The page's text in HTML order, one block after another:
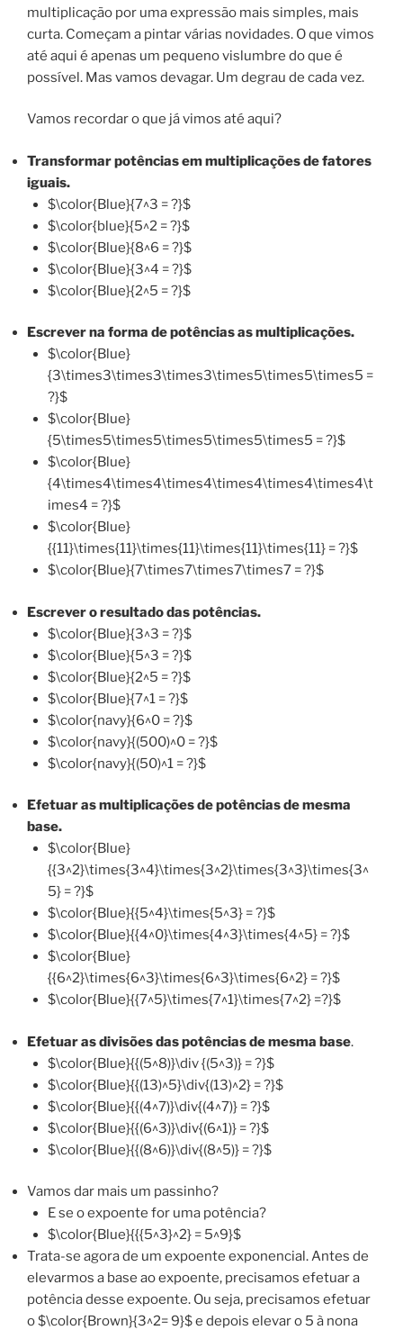
multiplicação por uma expressão mais simples, mais
curta. Começam a pintar várias novidades. O que vimos
até aqui é apenas um pequeno vislumbre do que é
possível. Mas vamos devagar. Um degrau de cada vez.
Vamos recordar o que já vimos até aqui?
Transformar potências em multiplicações de fatores
iguais.
$\color{Blue}{7^3 = ?}$
$\color{blue}{5^2 = ?}$
$\color{Blue}{8^6 = ?}$
$\color{Blue}{3^4 = ?}$
$\color{Blue}{2^5 = ?}$
Escrever na forma de potências as multiplicações.
$\color{Blue}
{3\times3\times3\times3\times5\times5\times5 =
?}$
$\color{Blue}
{5\times5\times5\times5\times5\times5 = ?}$
$\color{Blue}
{4\times4\times4\times4\times4\times4\times4\t
imes4 = ?}$
$\color{Blue}
{{11}\times{11}\times{11}\times{11}\times{11} = ?}$
$\color{Blue}{7\times7\times7\times7 = ?}$
Escrever o resultado das potências.
$\color{Blue}{3^3 = ?}$
$\color{Blue}{5^3 = ?}$
$\color{Blue}{2^5 = ?}$
$\color{Blue}{7^1 = ?}$
$\color{navy}{6^0 = ?}$
$\color{navy}{(500)^0 = ?}$
$\color{navy}{(50)^1 = ?}$
Efetuar as multiplicações de potências de mesma
base.
$\color{Blue}
{{3^2}\times{3^4}\times{3^2}\times{3^3}\times{3^
5} = ?}$
$\color{Blue}{{5^4}\times{5^3} = ?}$
$\color{Blue}{{4^0}\times{4^3}\times{4^5} = ?}$
$\color{Blue}
{{6^2}\times{6^3}\times{6^3}\times{6^2} = ?}$
$\color{Blue}{{7^5}\times{7^1}\times{7^2} =?}$
Efetuar as divisões das potências de mesma base.
$\color{Blue}{{(5^8)}\div {(5^3)} = ?}$
$\color{Blue}{{(13)^5}\div{(13)^2} = ?}$
$\color{Blue}{{(4^7)}\div{(4^7)} = ?}$
$\color{Blue}{{(6^3)}\div{(6^1)} = ?}$
$\color{Blue}{{(8^6)}\div{(8^5)} = ?}$
Vamos dar mais um passinho?
E se o expoente for uma potência?
$\color{Blue}{{{5^3}^2} = 5^9}$
Trata-se agora de um expoente exponencial. Antes de
elevarmos a base ao expoente, precisamos efetuar a
potência desse expoente. Ou seja, precisamos efetuar
o $\color{Brown}{3^2= 9}$ e depois elevar o 5 à nona